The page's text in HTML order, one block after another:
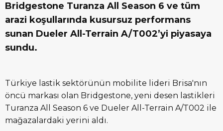
Bridgestone Turanza All Season 6 ve tüm
arazi koşullarında kusursuz performans
sunan Dueler All-Terrain A/T002’yi piyasaya
sundu.
Türkiye lastik sektörünün mobilite lideri Brisa'nın
öncü markası olan Bridgestone, yeni desen lastikleri
Turanza All Season 6 ve Dueler All-Terrain A/T002 ile
mağazalardaki yerini aldı.